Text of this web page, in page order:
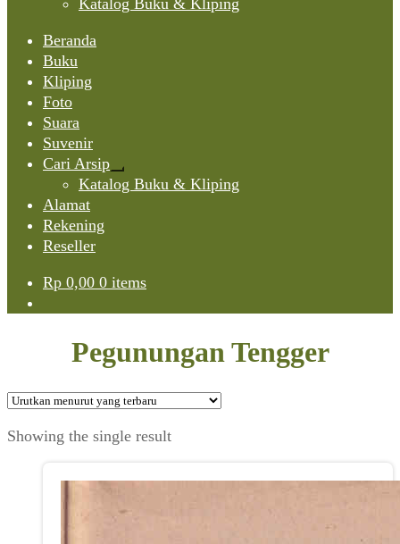
Katalog Buku & Kliping
Beranda
Buku
Kliping
Foto
Suara
Suvenir
Cari Arsip
Expand
child
Katalog Buku & Kliping
Alamat
Rekening
Reseller
Rp 0,00 0 items
Pegunungan Tengger
Showing the single result